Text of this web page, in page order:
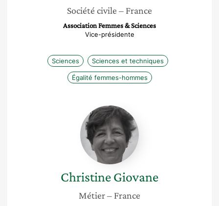
Société civile – France
Association Femmes & Sciences
Vice-présidente
Sciences Sciences et techniques
Égalité femmes-hommes
Christine
Giovane
ChristineGiovane
Métier– France